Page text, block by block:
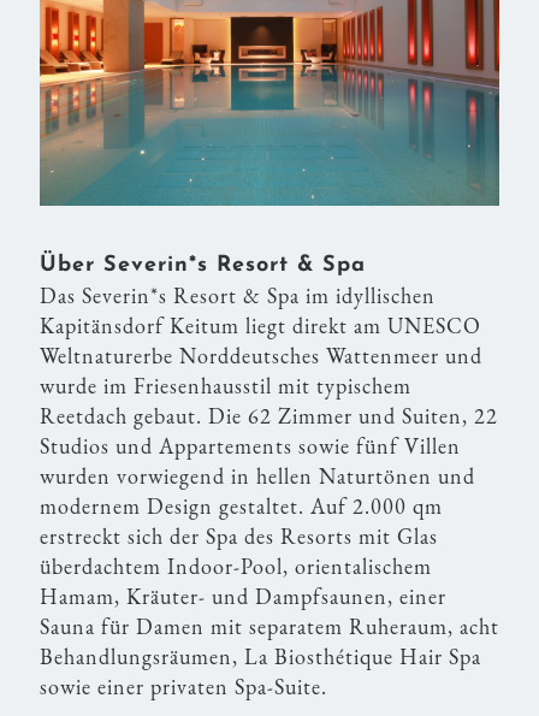
Über Severin*s Resort & Spa
Das Severin*s Resort & Spa im idyllischen
Kapitänsdorf Keitum liegt direkt am UNESCO
Weltnaturerbe Norddeutsches Wattenmeer und
wurde im Friesenhausstil mit typischem
Reetdach gebaut. Die 62 Zimmer und Suiten, 22
Studios und Appartements sowie fünf Villen
wurden vorwiegend in hellen Naturtönen und
modernem Design gestaltet. Auf 2.000 qm
erstreckt sich der Spa des Resorts mit Glas
überdachtem Indoor-Pool, orientalischem
Hamam, Kräuter- und Dampfsaunen, einer
Sauna für Damen mit separatem Ruheraum, acht
Behandlungsräumen, La Biosthétique Hair Spa
sowie einer privaten Spa-Suite.